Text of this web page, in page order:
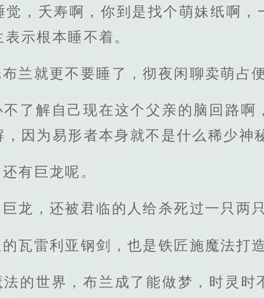
觉，夭寿啊，你到是找个萌妹纸啊，
示根本睡不着。
兰就更不要睡了，彻夜闲聊卖萌占
了解自己现在这个父亲的脑回路啊
因为易形者本身就不是什么稀少神
有巨龙呢。
龙，还被君临的人给杀死过一只两
瓦雷利亚钢剑，也是铁匠施魔法打
的世界，布兰成了能做梦，时灵时